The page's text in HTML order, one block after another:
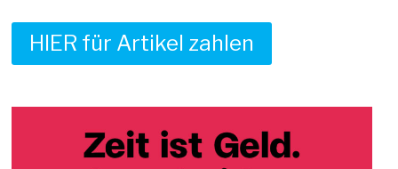
HIER für Artikel zahlen